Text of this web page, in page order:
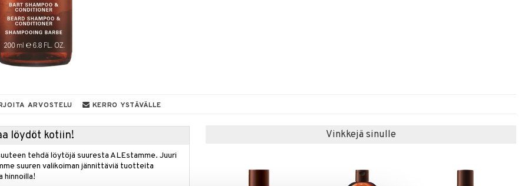
ARVOSTELU KERRO YSTÄVÄLLE
löydöt kotiin!
tehdä löytöjä suuresta ALEstamme. Juuri
suuren valikoiman jännittäviä tuotteita
hinnoilla!
Vinkkejä sinulle